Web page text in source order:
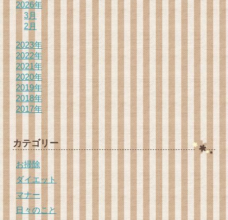
2026年
3月
2月
2023年
2022年
2021年
2020年
2019年
2018年
2017年
カテゴリー
お掃除
ダイエット
マナー
日々のこと